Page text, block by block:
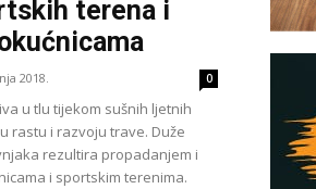
terena i
2018. 0
u tlu tijekom sušnih ljetnih
rastu i razvoju trave. Duže
rezultira propadanjem i
i sportskim terenima.